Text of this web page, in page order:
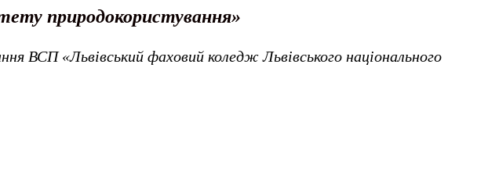
природокористування»
ВСП «Львівський фаховий коледж Львівського національного